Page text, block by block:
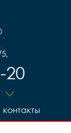
20
контакты